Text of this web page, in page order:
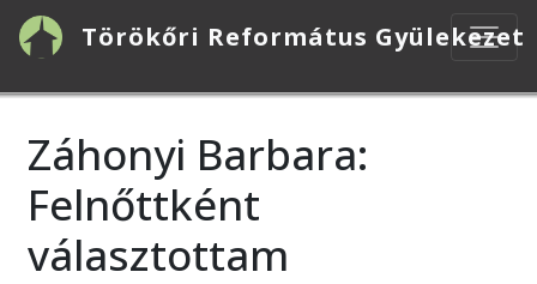
Ugrás
tartalomra
Törökőri Református Gyülekezet
Záhonyi Barbara:
Felnőttként
választottam